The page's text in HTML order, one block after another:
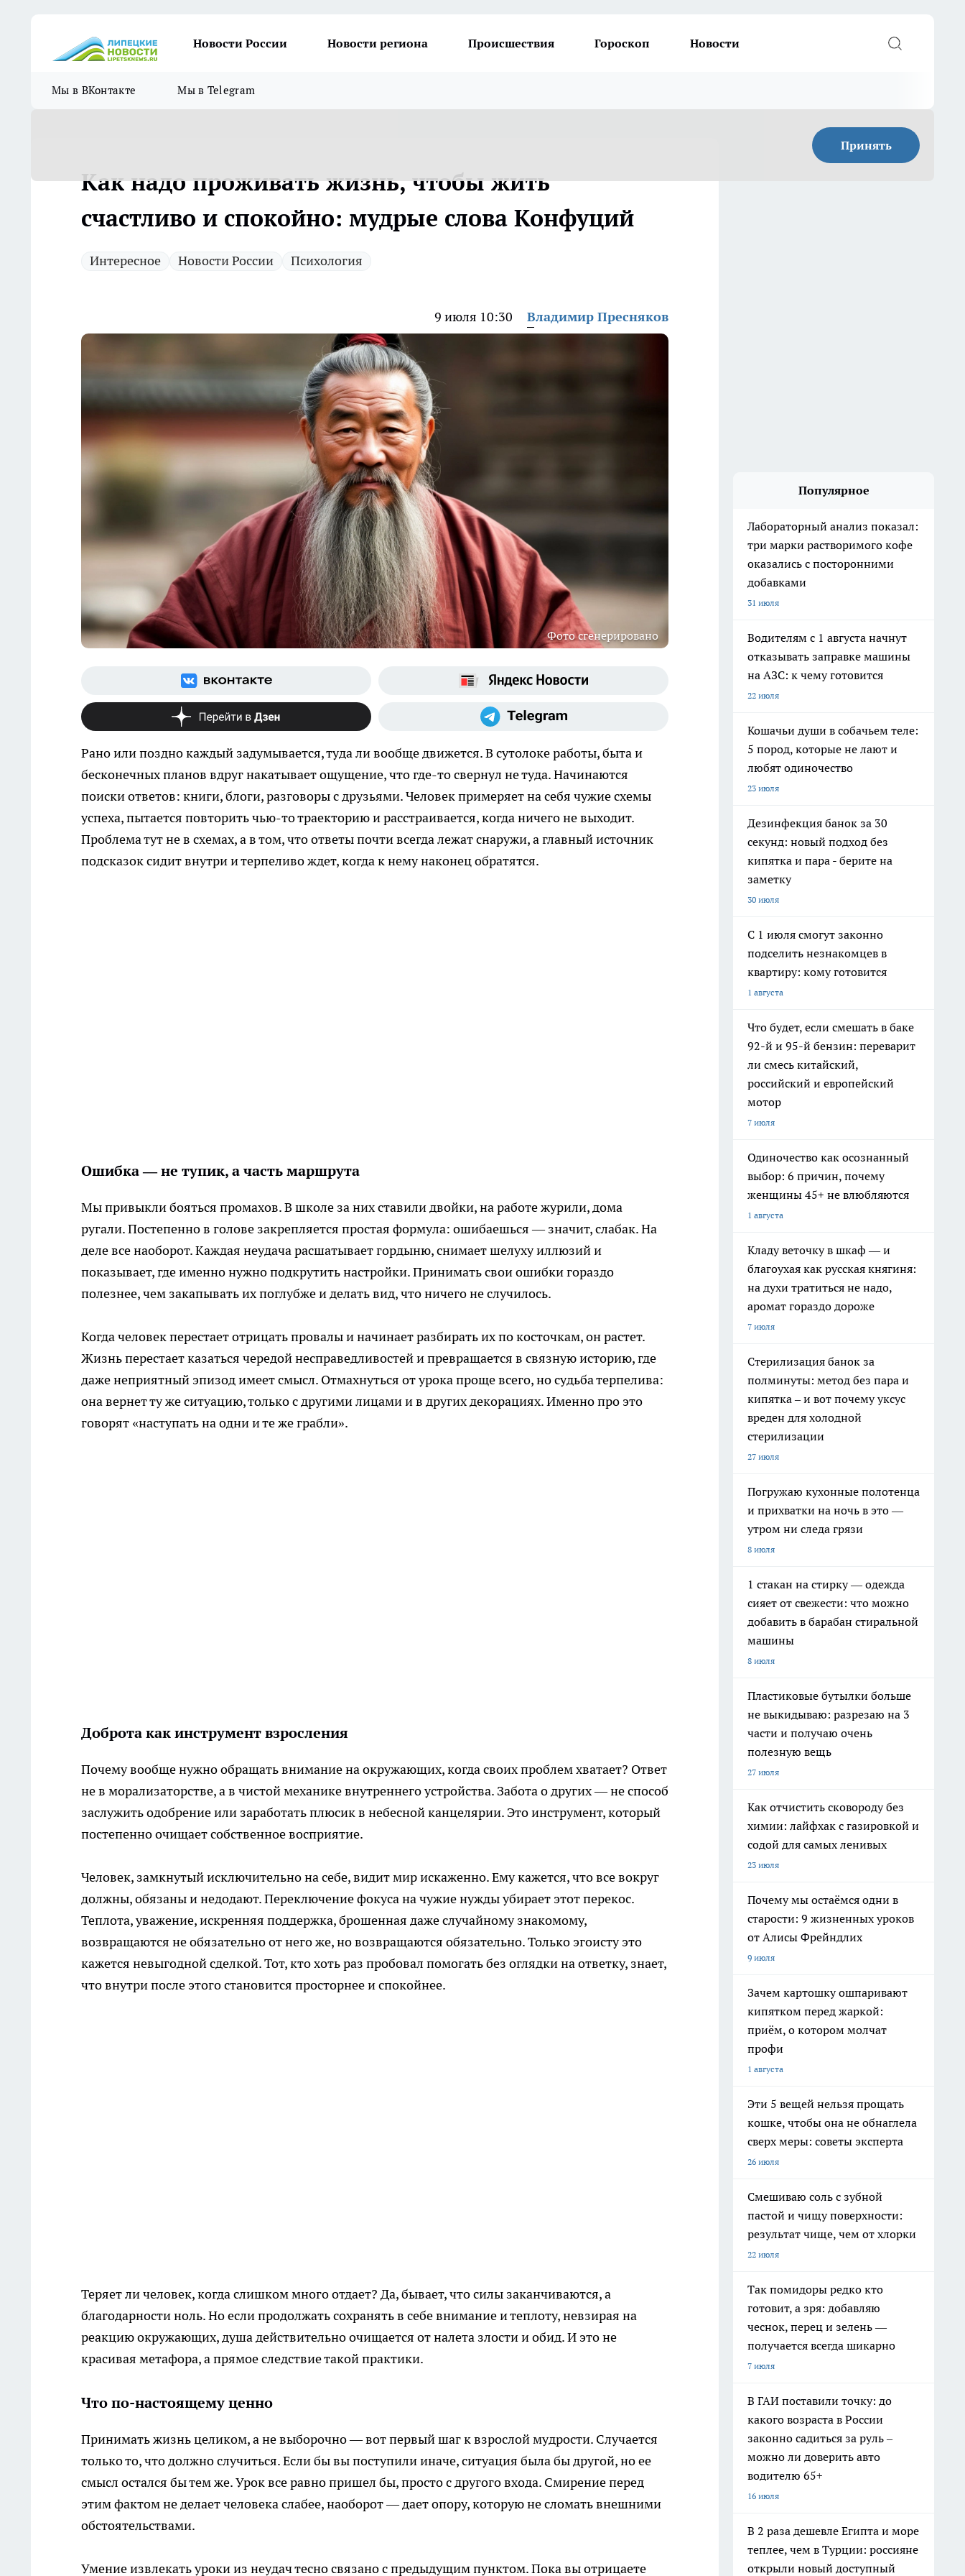
Новости России Новости региона Происшествия Гороскоп Новости
Мы в ВКонтакте Мы в Telegram
Принять
Как надо проживать жизнь, чтобы жить
счастливо и спокойно: мудрые слова Конфуций
Интересное Новости России Психология
9 июля 10:30 Владимир Пресняков
Фото сгенерировано
Рано или поздно каждый задумывается, туда ли вообще движется. В сутолоке работы, быта и
бесконечных планов вдруг накатывает ощущение, что где-то свернул не туда. Начинаются
поиски ответов: книги, блоги, разговоры с друзьями. Человек примеряет на себя чужие схемы
успеха, пытается повторить чью-то траекторию и расстраивается, когда ничего не выходит.
Проблема тут не в схемах, а в том, что ответы почти всегда лежат снаружи, а главный источник
подсказок сидит внутри и терпеливо ждет, когда к нему наконец обратятся.
Ошибка — не тупик, а часть маршрута
Мы привыкли бояться промахов. В школе за них ставили двойки, на работе журили, дома
ругали. Постепенно в голове закрепляется простая формула: ошибаешься — значит, слабак. На
деле все наоборот. Каждая неудача расшатывает гордыню, снимает шелуху иллюзий и
показывает, где именно нужно подкрутить настройки. Принимать свои ошибки гораздо
полезнее, чем закапывать их поглубже и делать вид, что ничего не случилось.
Когда человек перестает отрицать провалы и начинает разбирать их по косточкам, он растет.
Жизнь перестает казаться чередой несправедливостей и превращается в связную историю, где
даже неприятный эпизод имеет смысл. Отмахнуться от урока проще всего, но судьба терпелива:
она вернет ту же ситуацию, только с другими лицами и в других декорациях. Именно про это
говорят «наступать на одни и те же грабли».
Доброта как инструмент взросления
Почему вообще нужно обращать внимание на окружающих, когда своих проблем хватает? Ответ
не в морализаторстве, а в чистой механике внутреннего устройства. Забота о других — не способ
заслужить одобрение или заработать плюсик в небесной канцелярии. Это инструмент, который
постепенно очищает собственное восприятие.
Человек, замкнутый исключительно на себе, видит мир искаженно. Ему кажется, что все вокруг
должны, обязаны и недодают. Переключение фокуса на чужие нужды убирает этот перекос.
Теплота, уважение, искренняя поддержка, брошенная даже случайному знакомому,
возвращаются не обязательно от него же, но возвращаются обязательно. Только эгоисту это
кажется невыгодной сделкой. Тот, кто хоть раз пробовал помогать без оглядки на ответку, знает,
что внутри после этого становится просторнее и спокойнее.
Теряет ли человек, когда слишком много отдает? Да, бывает, что силы заканчиваются, а
благодарности ноль. Но если продолжать сохранять в себе внимание и теплоту, невзирая на
реакцию окружающих, душа действительно очищается от налета злости и обид. И это не
красивая метафора, а прямое следствие такой практики.
Что по-настоящему ценно
Принимать жизнь целиком, а не выборочно — вот первый шаг к взрослой мудрости. Случается
только то, что должно случиться. Если бы вы поступили иначе, ситуация была бы другой, но ее
смысл остался бы тем же. Урок все равно пришел бы, просто с другого входа. Смирение перед
этим фактом не делает человека слабее, наоборот — дает опору, которую не сломать внешними
обстоятельствами.
Умение извлекать уроки из неудач тесно связано с предыдущим пунктом. Пока вы отрицаете
Популярное
Лабораторный анализ показал:
три марки растворимого кофе
оказались с посторонними
добавками
31 июля
Водителям с 1 августа начнут
отказывать заправке машины
на АЗС: к чему готовится
22 июля
Кошачьи души в собачьем теле:
5 пород, которые не лают и
любят одиночество
23 июля
Дезинфекция банок за 30
секунд: новый подход без
кипятка и пара - берите на
заметку
30 июля
С 1 июля смогут законно
подселить незнакомцев в
квартиру: кому готовится
1 августа
Что будет, если смешать в баке
92-й и 95-й бензин: переварит
ли смесь китайский,
российский и европейский
мотор
7 июля
Одиночество как осознанный
выбор: 6 причин, почему
женщины 45+ не влюбляются
1 августа
Кладу веточку в шкаф — и
благоухая как русская княгиня:
на духи тратиться не надо,
аромат гораздо дороже
7 июля
Стерилизация банок за
полминуты: метод без пара и
кипятка – и вот почему уксус
вреден для холодной
стерилизации
27 июля
Погружаю кухонные полотенца
и прихватки на ночь в это —
утром ни следа грязи
8 июля
1 стакан на стирку — одежда
сияет от свежести: что можно
добавить в барабан стиральной
машины
8 июля
Пластиковые бутылки больше
не выкидываю: разрезаю на 3
части и получаю очень
полезную вещь
27 июля
Как отчистить сковороду без
химии: лайфхак с газировкой и
содой для самых ленивых
23 июля
Почему мы остаёмся одни в
старости: 9 жизненных уроков
от Алисы Фрейндлих
9 июля
Зачем картошку ошпаривают
кипятком перед жаркой:
приём, о котором молчат
профи
1 августа
Эти 5 вещей нельзя прощать
кошке, чтобы она не обнаглела
сверх меры: советы эксперта
26 июля
Смешиваю соль с зубной
пастой и чищу поверхности:
результат чище, чем от хлорки
22 июля
Так помидоры редко кто
готовит, а зря: добавляю
чеснок, перец и зелень —
получается всегда шикарно
7 июля
В ГАИ поставили точку: до
какого возраста в России
законно садиться за руль –
можно ли доверить авто
водителю 65+
16 июля
В 2 раза дешевле Египта и море
теплее, чем в Турции: россияне
открыли новый доступный